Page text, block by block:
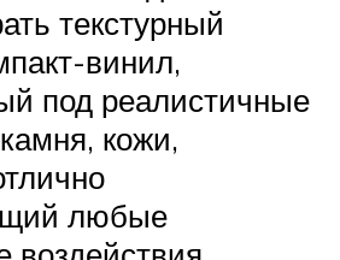
текстурный
винил,
под реалистичные
кожи,
любые